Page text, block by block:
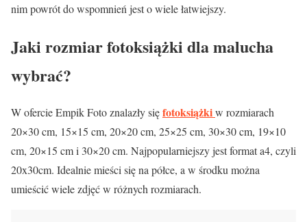
nim powrót do wspomnień jest o wiele łatwiejszy.
Jaki rozmiar fotoksiążki dla malucha
wybrać?
W ofercie Empik Foto znalazły sięfotoksiążkiw rozmiarach
20×30 cm, 15×15 cm, 20×20 cm, 25×25 cm, 30×30 cm, 19×10
cm, 20×15 cm i 30×20 cm. Najpopularniejszy jest format a4, czyli
20x30cm. Idealnie mieści się na półce, a w środku można
umieścić wiele zdjęć w różnych rozmiarach.